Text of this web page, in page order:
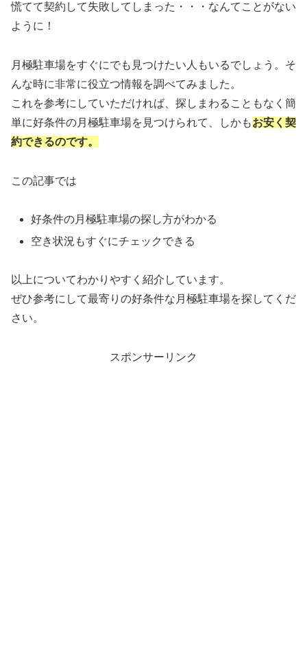
慌てて契約して失敗してしまった・・・なんてことがない
ように！
月極駐車場をすぐにでも見つけたい人もいるでしょう。そ
んな時に非常に役立つ情報を調べてみました。
これを参考にしていただければ、探しまわることもなく簡
単に好条件の月極駐車場を見つけられて、しかもお安く契
約できるのです。
この記事では
好条件の月極駐車場の探し方がわかる
空き状況もすぐにチェックできる
以上についてわかりやすく紹介しています。
ぜひ参考にして最寄りの好条件な月極駐車場を探してくだ
さい。
スポンサーリンク